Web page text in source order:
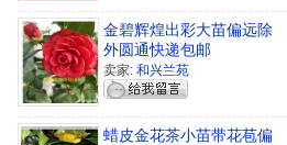
金碧辉煌出彩大苗偏远除
外圆通快递包邮
卖家: 和兴兰苑
蜡皮金花茶小苗带花苞偏